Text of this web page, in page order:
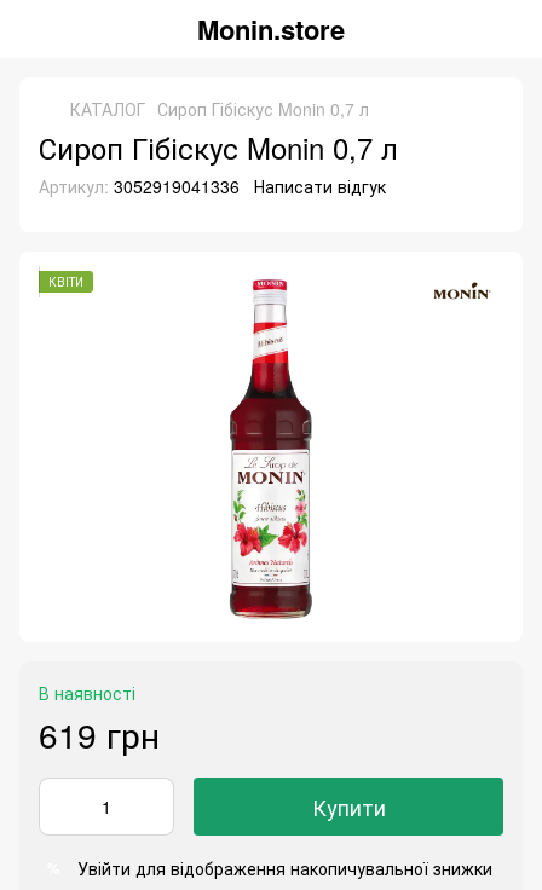
Monin.store
КАТАЛОГ Сироп Гібіскус Monin 0,7 л
Сироп Гібіскус Monin 0,7 л
Артикул: 3052919041336 Написати відгук
КВІТИ
В наявності
619 грн
Купити
Увійти для відображення накопичувальної знижки